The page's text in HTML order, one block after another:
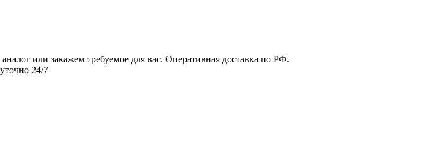
или закажем требуемое для вас. Оперативная доставка по РФ.
24/7